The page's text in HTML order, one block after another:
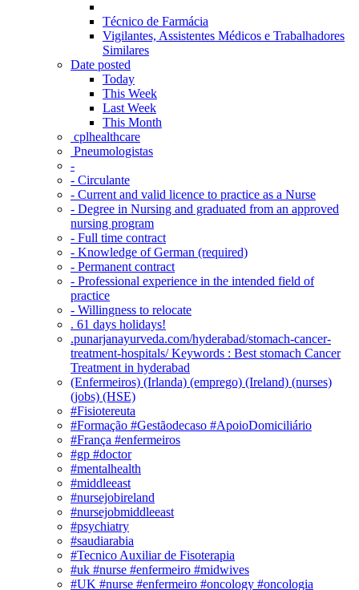
Técnico de Farmácia
Vigilantes, Assistentes Médicos e Trabalhadores
Similares
Date posted
Today
This Week
Last Week
This Month
‎ cplhealthcare‬
Pneumologistas
-
- Circulante
- Current and valid licence to practice as a Nurse
- Degree in Nursing and graduated from an approved
nursing program
- Full time contract
- Knowledge of German (required)
- Permanent contract
- Professional experience in the intended field of
practice
- Willingness to relocate
. 61 days holidays!
.punarjanayurveda.com/hyderabad/stomach-cancer-
treatment-hospitals/ Keywords : Best stomach Cancer
Treatment in hyderabad
(Enfermeiros) (Irlanda) (emprego) (Ireland) (nurses)
(jobs) (HSE)
#Fisiotereuta
#Formação #Gestãodecaso #ApoioDomiciliário
#França #enfermeiros
#gp #doctor
#mentalhealth
#middleeast
#nursejobireland
#nursejobmiddleeast
#psychiatry
#saudiarabia
#Tecnico Auxiliar de Fisoterapia
#uk #nurse #enfermeiro #midwives
#UK #nurse #enfermeiro #oncology #oncologia